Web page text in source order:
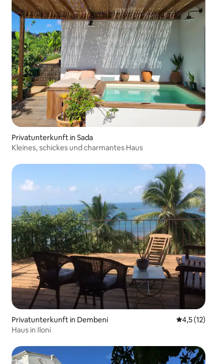
Privatunterkunft in Sada
Kleines, schickes und charmantes Haus
Privatunterkunft in Dembeni
4,5 (12)
Haus in Iloni